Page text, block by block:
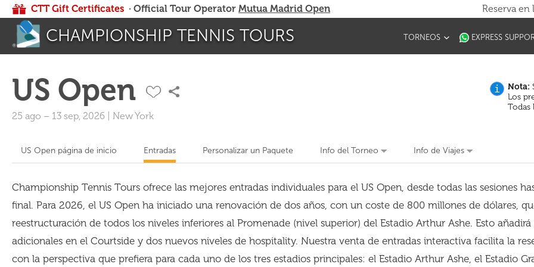
CTT Gift Certificates · Official Tour Operator Mutua Madrid Open Reserva
CHAMPIONSHIP TENNIS TOURS TORNEOS EXPRESS
US Open
25 ago – 13 sep, 2026 New York
US Open página de inicio Entradas Personalizar un Paquete Info del Torneo Info de Viajes
i Nota:
Los
Todas
Championship Tennis Tours ofrece las mejores entradas individuales para el US Open, desde todas las sesiones
final. Para 2026, el US Open ha iniciado una renovación de dos años, con un coste de 800 millones de dólares,
reestructuración de todos los niveles inferiores al Promenade (nivel superior) del Estadio Arthur Ashe. Esto
adicionales en el Courtside y dos nuevos niveles de hospitality. Nuestra venta de entradas interactiva facilita la
con la perspectiva que prefiera para cada uno de los tres estadios principales: el Estadio Arthur Ashe, el Estadio